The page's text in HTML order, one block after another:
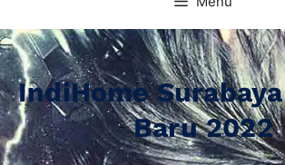
IndiHome
Baru 2022